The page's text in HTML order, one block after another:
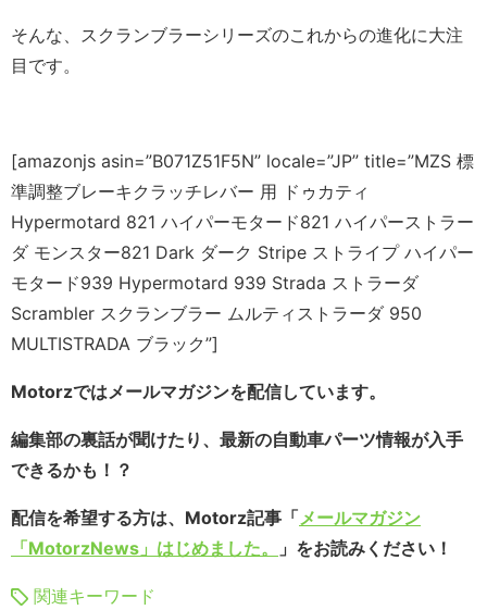
そんな、スクランブラーシリーズのこれからの進化に大注
目です。
[amazonjs asin=”B071Z51F5N” locale=”JP” title=”MZS 標
準調整ブレーキクラッチレバー 用 ドゥカティ
Hypermotard 821 ハイパーモタード821 ハイパーストラー
ダ モンスター821 Dark ダーク Stripe ストライプ ハイパー
モタード939 Hypermotard 939 Strada ストラーダ
Scrambler スクランブラー ムルティストラーダ 950
MULTISTRADA ブラック”]
Motorzではメールマガジンを配信しています。
編集部の裏話が聞けたり、最新の自動車パーツ情報が入手
できるかも！？
配信を希望する方は、Motorz記事「メールマガジン
「MotorzNews」はじめました。
」をお読みください！
関連キーワード